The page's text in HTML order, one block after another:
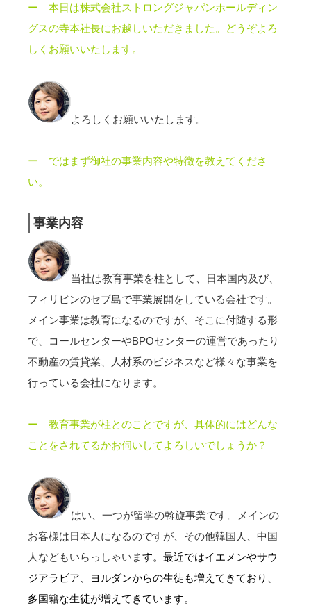
ー 本日は株式会社ストロングジャパンホールディン
グスの寺本社長にお越しいただきました。どうぞよろ
しくお願いいたします。
よろしくお願いいたします。
ー ではまず御社の事業内容や特徴を教えてくださ
い。
事業内容
当社は教育事業を柱として、日本国内及び、
フィリピンのセブ島で事業展開をしている会社です。
メイン事業は教育になるのですが、そこに付随する形
で、コールセンターやBPOセンターの運営であったり
不動産の賃貸業、人材系のビジネスなど様々な事業を
行っている会社になります。
ー 教育事業が柱とのことですが、具体的にはどんな
ことをされてるかお伺いしてよろしいでしょうか？
はい、一つが留学の斡旋事業です。メインの
お客様は日本人になるのですが、その他韓国人、中国
人などもいらっしゃいます。最近ではイエメンやサウ
ジアラビア、ヨルダンからの生徒も増えてきており、
多国籍な生徒が増えてきています。